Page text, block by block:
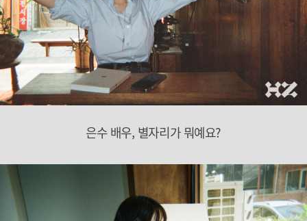
은수 배우, 별자리가 뭐예요?